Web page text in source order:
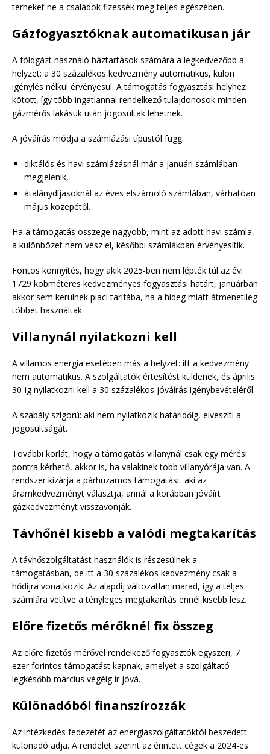
terheket ne a családok fizessék meg teljes egészében.
Gázfogyasztóknak automatikusan jár
A földgázt használó háztartások számára a legkedvezőbb a
helyzet: a 30 százalékos kedvezmény automatikus, külön
igénylés nélkül érvényesül. A támogatás fogyasztási helyhez
kötött, így több ingatlannal rendelkező tulajdonosok minden
gázmérős lakásuk után jogosultak lehetnek.
A jóváírás módja a számlázási típustól függ:
diktálós és havi számlázásnál már a januári számlában
megjelenik,
átalánydíjasoknál az éves elszámoló számlában, várhatóan
május közepétől.
Ha a támogatás összege nagyobb, mint az adott havi számla,
a különbözet nem vész el, későbbi számlákban érvényesítik.
Fontos könnyítés, hogy akik 2025-ben nem lépték túl az évi
1729 köbméteres kedvezményes fogyasztási határt, januárban
akkor sem kerülnek piaci tarifába, ha a hideg miatt átmenetileg
többet használtak.
Villanynál nyilatkozni kell
A villamos energia esetében más a helyzet: itt a kedvezmény
nem automatikus. A szolgáltatók értesítést küldenek, és április
30-ig nyilatkozni kell a 30 százalékos jóváírás igénybevételéről.
A szabály szigorú: aki nem nyilatkozik határidőig, elveszíti a
jogosultságát.
További korlát, hogy a támogatás villanynál csak egy mérési
pontra kérhető, akkor is, ha valakinek több villanyórája van. A
rendszer kizárja a párhuzamos támogatást: aki az
áramkedvezményt választja, annál a korábban jóváírt
gázkedvezményt visszavonják.
Távhőnél kisebb a valódi megtakarítás
A távhőszolgáltatást használók is részesülnek a
támogatásban, de itt a 30 százalékos kedvezmény csak a
hődíjra vonatkozik. Az alapdíj változatlan marad, így a teljes
számlára vetítve a tényleges megtakarítás ennél kisebb lesz.
Előre fizetős mérőknél fix összeg
Az előre fizetős mérővel rendelkező fogyasztók egyszeri, 7
ezer forintos támogatást kapnak, amelyet a szolgáltató
legkésőbb március végéig ír jóvá.
Különadóból finanszírozzák
Az intézkedés fedezetét az energiaszolgáltatóktól beszedett
különadó adja. A rendelet szerint az érintett cégek a 2024-es